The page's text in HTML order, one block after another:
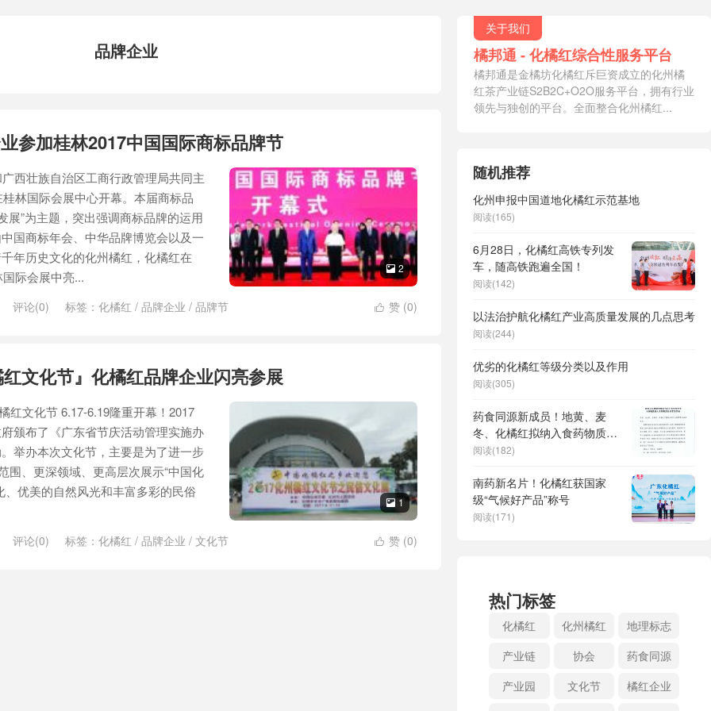
品牌企业
参加桂林2017中国国际商标品牌节
 2
西壮族自治区工商行政管理局共同主
林国际会展中心开幕。本届商标品
展”为主题，突出强调商标品牌的运用
国商标年会、中华品牌博览会以及一
年历史文化的化州橘红，化橘红在
际会展中亮...
 赞 (0)
评论(0) 标签： 化橘红 / 品牌企业 / 品牌节
文化节』化橘红品牌企业闪亮参展
 1
红文化节 6.17-6.19隆重开幕！2017
颁布了《广东省节庆活动管理实施办
举办本次文化节，主要是为了进一步
围、更深领域、更高层次展示“中国化
优美的自然风光和丰富多彩的民俗
 赞 (0)
评论(0) 标签： 化橘红 / 品牌企业 / 文化节
关于我们
橘邦通 - 化橘红综合性服务平台
橘邦通是金橘坊化橘红斥巨资成立的化州橘
红茶产业链S2B2C+O2O服务平台，拥有行业
领先与独创的平台。全面整合化州橘红...
随机推荐
化州申报中国道地化橘红示范基地
阅读(165)
6月28日，化橘红高铁专列发
车，随高铁跑遍全国！
阅读(142)
以法治护航化橘红产业高质量发展的几点思考
阅读(244)
优劣的化橘红等级分类以及作用
阅读(305)
药食同源新成员！地黄、麦
冬、化橘红拟纳入食药物质目
录
阅读(182)
南药新名片！化橘红获国家
级“气候好产品”称号
阅读(171)
热门标签
化橘红 化州橘红
地理标志
产业链
协会
药食同源
产业园
文化节
橘红企业